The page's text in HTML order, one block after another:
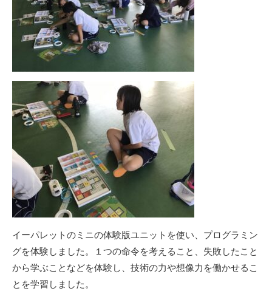
イーパレットのミニの体験版ユニットを使い、プログラミン
グを体験しました。１つの命令を考えること、失敗したこと
から学ぶことなどを体験し、技術の力や想像力を働かせるこ
とを学習しました。